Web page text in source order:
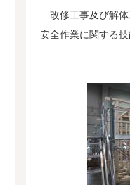
改修工事及び解体
安全作業に関する